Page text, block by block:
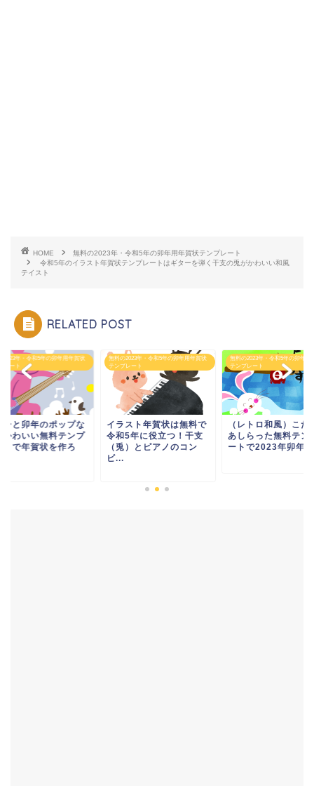
HOME
無料の2023年・令和5年の卯年用年賀状テンプレート
令和5年のイラスト年賀状テンプレートはギターを弾く干支の兎がかわいい和風
テイスト
RELATED POST
2023年・令和5年の卯年用年賀状
レート
ーと卯年のポップな
かわいい無料テンプ
トで年賀状を作ろ
無料の2023年・令和5年の卯年用年賀状
テンプレート
イラスト年賀状は無料で
令和5年に役立つ！干支
（兎）とピアノのコン
ビ...
無料の2023年・令和5年の卯年用
テンプレート
（レトロ和風）こた
あしらった無料テン
ートで2023年卯年